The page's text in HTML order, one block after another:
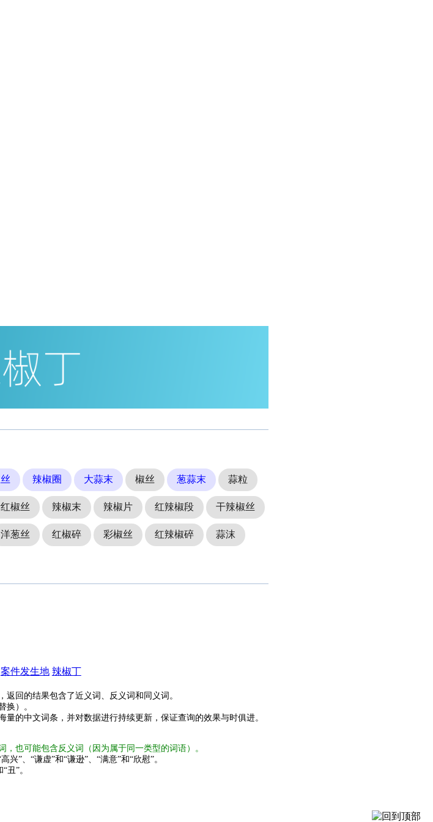
辣椒圈 大蒜末 椒丝 葱蒜末 蒜粒
椒丝 辣椒末 辣椒片 红辣椒段 干辣椒丝
洋葱丝 红椒碎 彩椒丝 红辣椒碎 蒜沫
案件发生地 辣椒丁
回的结果包含了近义词、反义词和同义词。
换）。
的中文词条，并对数据进行持续更新，保证查询的效果与时俱进。
也可能包含反义词（因为属于同一类型的词语）。
”、“谦虚”和“谦逊”、“满意”和“欣慰”。
丑”。